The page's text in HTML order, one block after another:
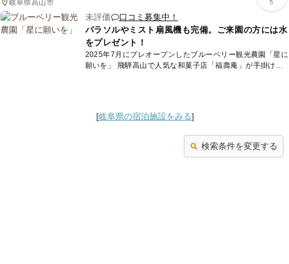
岐阜県高山市
5
未評価
口コミ募集中！
パラソルやミスト扇風機も完備。ご来園の方には水
をプレゼント！
2025年7月にプレオープンしたブルーベリー観光農園「星に
願いを」 飛騨高山で人気な和菓子店「福壽庵」が手掛ける
[岐阜県の宿泊施設をみる]
検索条件を変更する